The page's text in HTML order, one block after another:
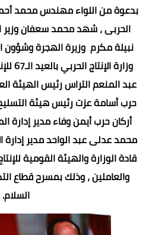
بدعوة من اللواء مهندس محمد
الحربى ، شهد محمد سعفان وزير
نبيلة مكرم وزيرة الهجرة وشؤون
عبد المنعم التراس رئيس الهيئة
حرب أسامة عزت رئيس هيئة
أركان حرب أيمن وفاء مدير إدارة
محمد عدلى عبد الواحد مدير إدارة
قادة الوزارة والهيئة القومية
والعاملين ، وذلك بمسرح قطاع
السلام.